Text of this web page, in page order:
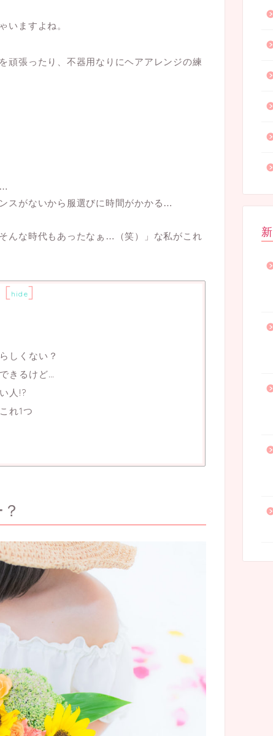
いますよね。
頑張ったり、不器用なりにヘアアレンジの練
スがないから服選びに時間がかかる…
んな時代もあったなぁ…（笑）」な私がこれ
[hide]
しくない？
きるけど…
人!?
れ1つ